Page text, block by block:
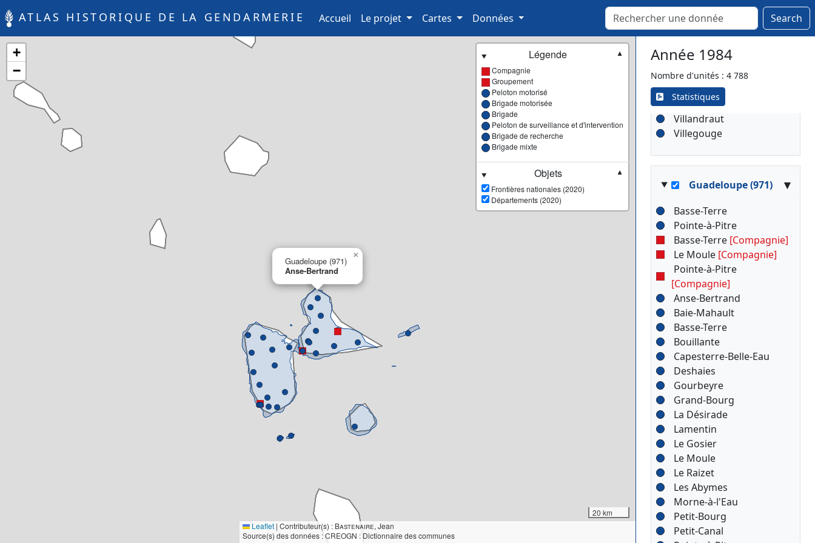
ATLAS HISTORIQUE DE LA GENDARMERIE Accueil (current)
Le projet Cartes Données Search
Guadeloupe (971)
Anse-Bertrand
×
+
−
Légende
▼
Compagnie
Groupement
Peloton motorisé
Brigade motorisée
Brigade
Peloton de surveillance et d'intervention
Brigade de recherche
Brigade mixte
Objets
▼
Frontières nationales (2020)
Départements (2020)
20 km
Leaflet | Contributeur(s) : Bastenaire, Jean
Source(s) des données : CREOGN : Dictionnaire des communes
Année 1984
Nombre d'unités : 4 788
Statistiques
Saint-Symphorien
Saint-Vivien-de-Médoc
Sainte-Foy-la-Grande
Sauveterre-de-Guyenne
Soulac-sur-Mer
Talence
Targon
Villandraut
Villegouge
Guadeloupe (971) ▾
Basse-Terre
Pointe-à-Pitre
Basse-Terre [Compagnie]
Le Moule [Compagnie]
Pointe-à-Pitre
[Compagnie]
Anse-Bertrand
Baie-Mahault
Basse-Terre
Bouillante
Capesterre-Belle-Eau
Deshaies
Gourbeyre
Grand-Bourg
La Désirade
Lamentin
Le Gosier
Le Moule
Le Raizet
Les Abymes
Morne-à-l'Eau
Petit-Bourg
Petit-Canal